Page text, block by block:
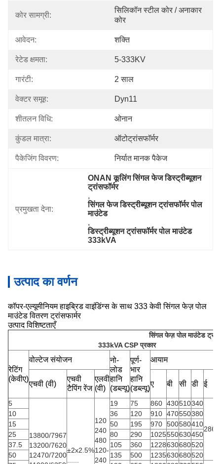
कोर सामग्री:
सिलिकॉन स्टील कोर / अनाकार
कोर
आवेदन: शक्ति
रेटेड क्षमता: 5-333KV
गारंटी: 2 साल
वेक्टर समूह: Dyn11
शीतलन विधि: ओनान
कुंडल मात्रा: ऑटोट्रांसफॉर्मर
पैकेजिंग विवरण: निर्यात मानक पैकेज
प्रमुखता देना:
ONAN कूलिंग सिंगल फेज डिस्ट्रीब्यूशन
ट्रांसफॉर्मर
,
सिंगल फेज डिस्ट्रीब्यूशन ट्रांसफॉर्मर पोल
माउंटेड
,
डिस्ट्रीब्यूशन ट्रांसफॉर्मर पोल माउंटेड
333kVA
उत्पाद का वर्णन
कॉपर-एल्यूमीनियम हाइब्रिड वाइंडिंग्स के साथ 333 केवी सिंगल फेज़ पोल
माउंटेड वितरण ट्रांसफार्मर
उत्पाद विशिष्टताएँ
सिंगल फेज़ पोल माउंटेड
333kVA CSP प्रकार
रेटिंग
(केवीए)
वोल्टेज संयोजन
नो-
लोड
हानि
(डब्ल्यू)
पूर्ण-
भार
हानि
(डब्ल्यू)
आयाम
एचवी (वी)
एचवी
टैपिंग रेंज
एलवी
(वी)
ए बी सी डी ई
5
13800/7967
13200/7620
12470/7200
±2x2.5%
120
240
480
120-
240
19 75 860 430510340
286
10
36 120 910 470550380
15
50 195 970 500580410
25
80 290 1025550630450
37.5
105 360 1228630680520
50
135 500 1235630680520